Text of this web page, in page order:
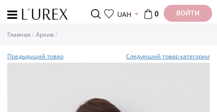
UAH 0 ВОЙТИ
Главная Архив
Предыдущий товар Следуюший товар категории